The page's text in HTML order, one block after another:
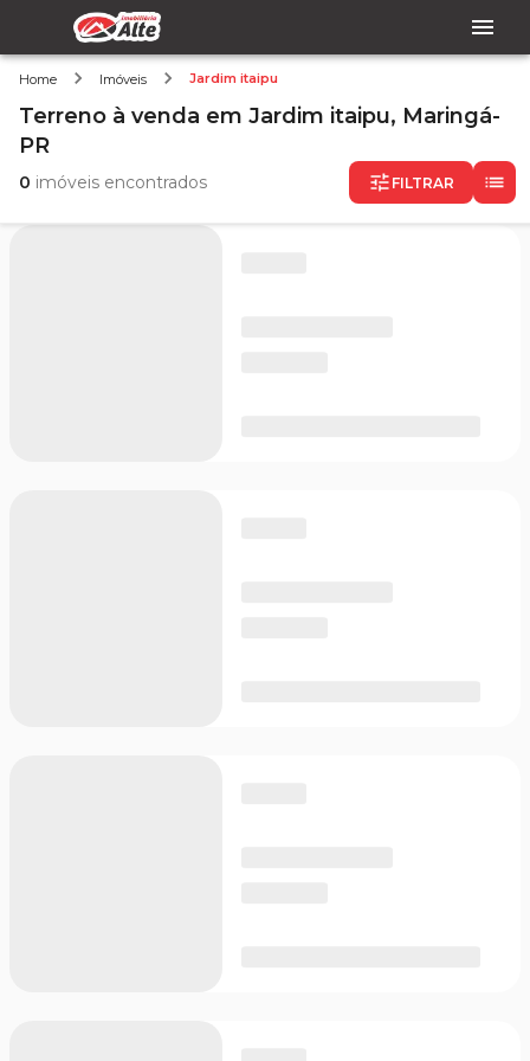
Home Imóveis Jardim itaipu
Terreno à venda em Jardim itaipu, Maringá-
PR
0 imóveis encontrados FILTRAR